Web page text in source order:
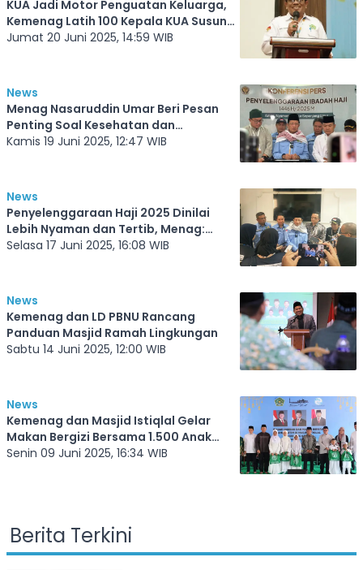
KUA Jadi Motor Penguatan Keluarga,
Kemenag Latih 100 Kepala KUA Susun
Strategi Nasional
Jumat 20 Juni 2025, 14:59 WIB
News
Menag Nasaruddin Umar Beri Pesan
Penting Soal Kesehatan dan
Kemabruran Haji
Kamis 19 Juni 2025, 12:47 WIB
News
Penyelenggaraan Haji 2025 Dinilai
Lebih Nyaman dan Tertib, Menag:
Jemaah Pulang dengan Senyum
Selasa 17 Juni 2025, 16:08 WIB
News
Kemenag dan LD PBNU Rancang
Panduan Masjid Ramah Lingkungan
Sabtu 14 Juni 2025, 12:00 WIB
News
Kemenag dan Masjid Istiqlal Gelar
Makan Bergizi Bersama 1.500 Anak
Yatim
Senin 09 Juni 2025, 16:34 WIB
Berita Terkini